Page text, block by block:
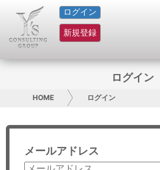
ログイン
新規登録
HOME
サービス紹介
グループ概要
採用情報
お問い合わせ
ログイン
HOME ログイン
メールアドレス